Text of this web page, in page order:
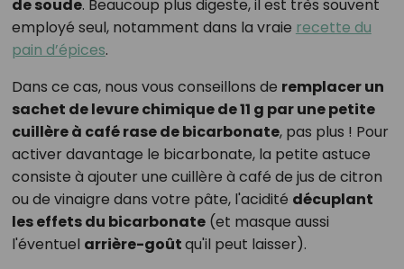
de soude. Beaucoup plus digeste, il est très souvent
employé seul, notamment dans la vraie recette du
pain d’épices.
Dans ce cas, nous vous conseillons de remplacer un
sachet de levure chimique de 11 g par une petite
cuillère à café rase de bicarbonate, pas plus ! Pour
activer davantage le bicarbonate, la petite astuce
consiste à ajouter une cuillère à café de jus de citron
ou de vinaigre dans votre pâte, l'acidité décuplant
les effets du bicarbonate(et masque aussi
l'éventuel arrière-goûtqu'il peut laisser).